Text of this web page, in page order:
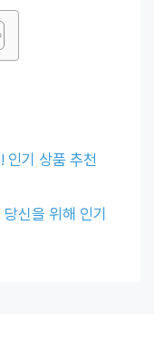
인기 상품 추천
신을 위해 인기